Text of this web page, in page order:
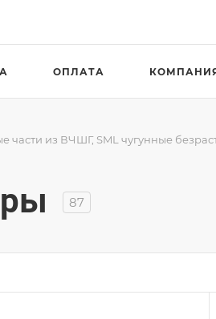
ОПЛАТА
части из ВЧШГ, SML чугунные
87